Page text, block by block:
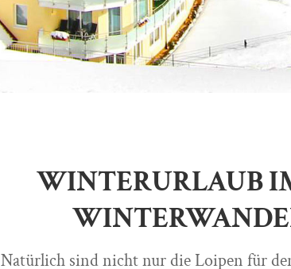
WINTERURLAUB
Natürlich sind nicht nur die Loipen für